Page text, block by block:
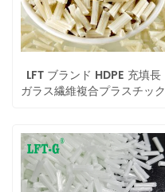
LFT ブランド HDPE 充填長
ガラス繊維複合プラスチック